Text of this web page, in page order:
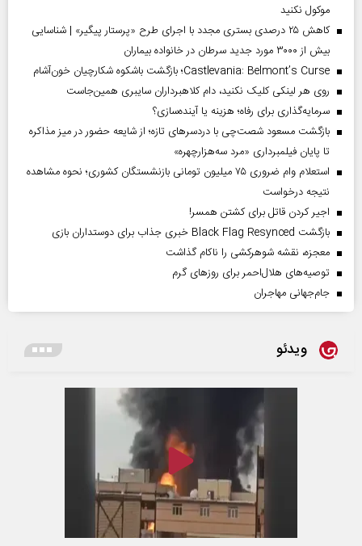
موکول نکنید
کاهش ۲۵ درصدی بستری مجدد با اجرای طرح «پرستار پیگیر» | شناسایی
بیش از ۳۰۰۰ مورد جدید سرطان در خانواده بیماران
Castlevania: Belmont’s Curse؛ بازگشت باشکوه شکارچیان خون‌آشام
روی هر لینکی کلیک نکنید، دام کلاهبرداران سایبری همین‌جاست
سرمایه‌گذاری برای رفاه؛ هزینه یا آینده‌سازی؟
بازگشت مسعود شصت‌چی با دردسر‌های تازه؛ از شایعه حضور در میز مذاکره
تا پایان فیلمبرداری «مرد سه‌هزارچهره»
استعلام وام ضروری ۷۵ میلیون تومانی بازنشستگان کشوری؛ نحوه مشاهده
نتیجه درخواست
اجیر کردن قاتل برای کشتن همسر!
بازگشت Black Flag Resynced خبری جذاب برای دوستداران بازی
معجزه، نقشه شوهرکشی را ناکام گذاشت
توصیه‌های هلال‌احمر برای روز‌های گرم
جام‌جهانی مهاجران
ویدئو